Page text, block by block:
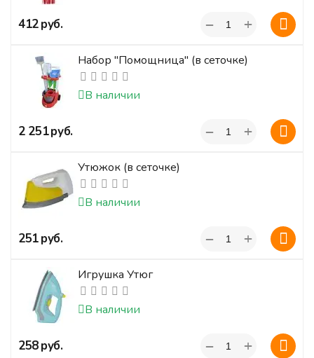
‍412‍руб. +
−
Набор "Помощница" (в сеточке)
В наличии
‍2 251‍руб. +
−
Утюжок (в сеточке)
В наличии
‍251‍руб. +
−
Игрушка Утюг
В наличии
‍258‍руб. +
−